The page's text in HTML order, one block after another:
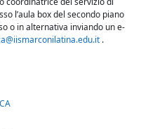
l’aula box del secondo piano
o in alternativa inviando un e-
.